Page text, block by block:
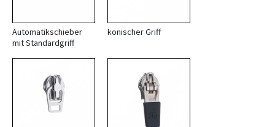
Automatikschieber
mit Standardgriff
konischer Griff